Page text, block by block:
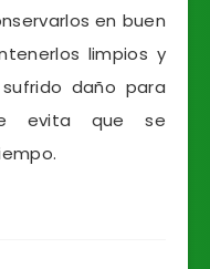
en buen
limpios y
daño para
evita que se